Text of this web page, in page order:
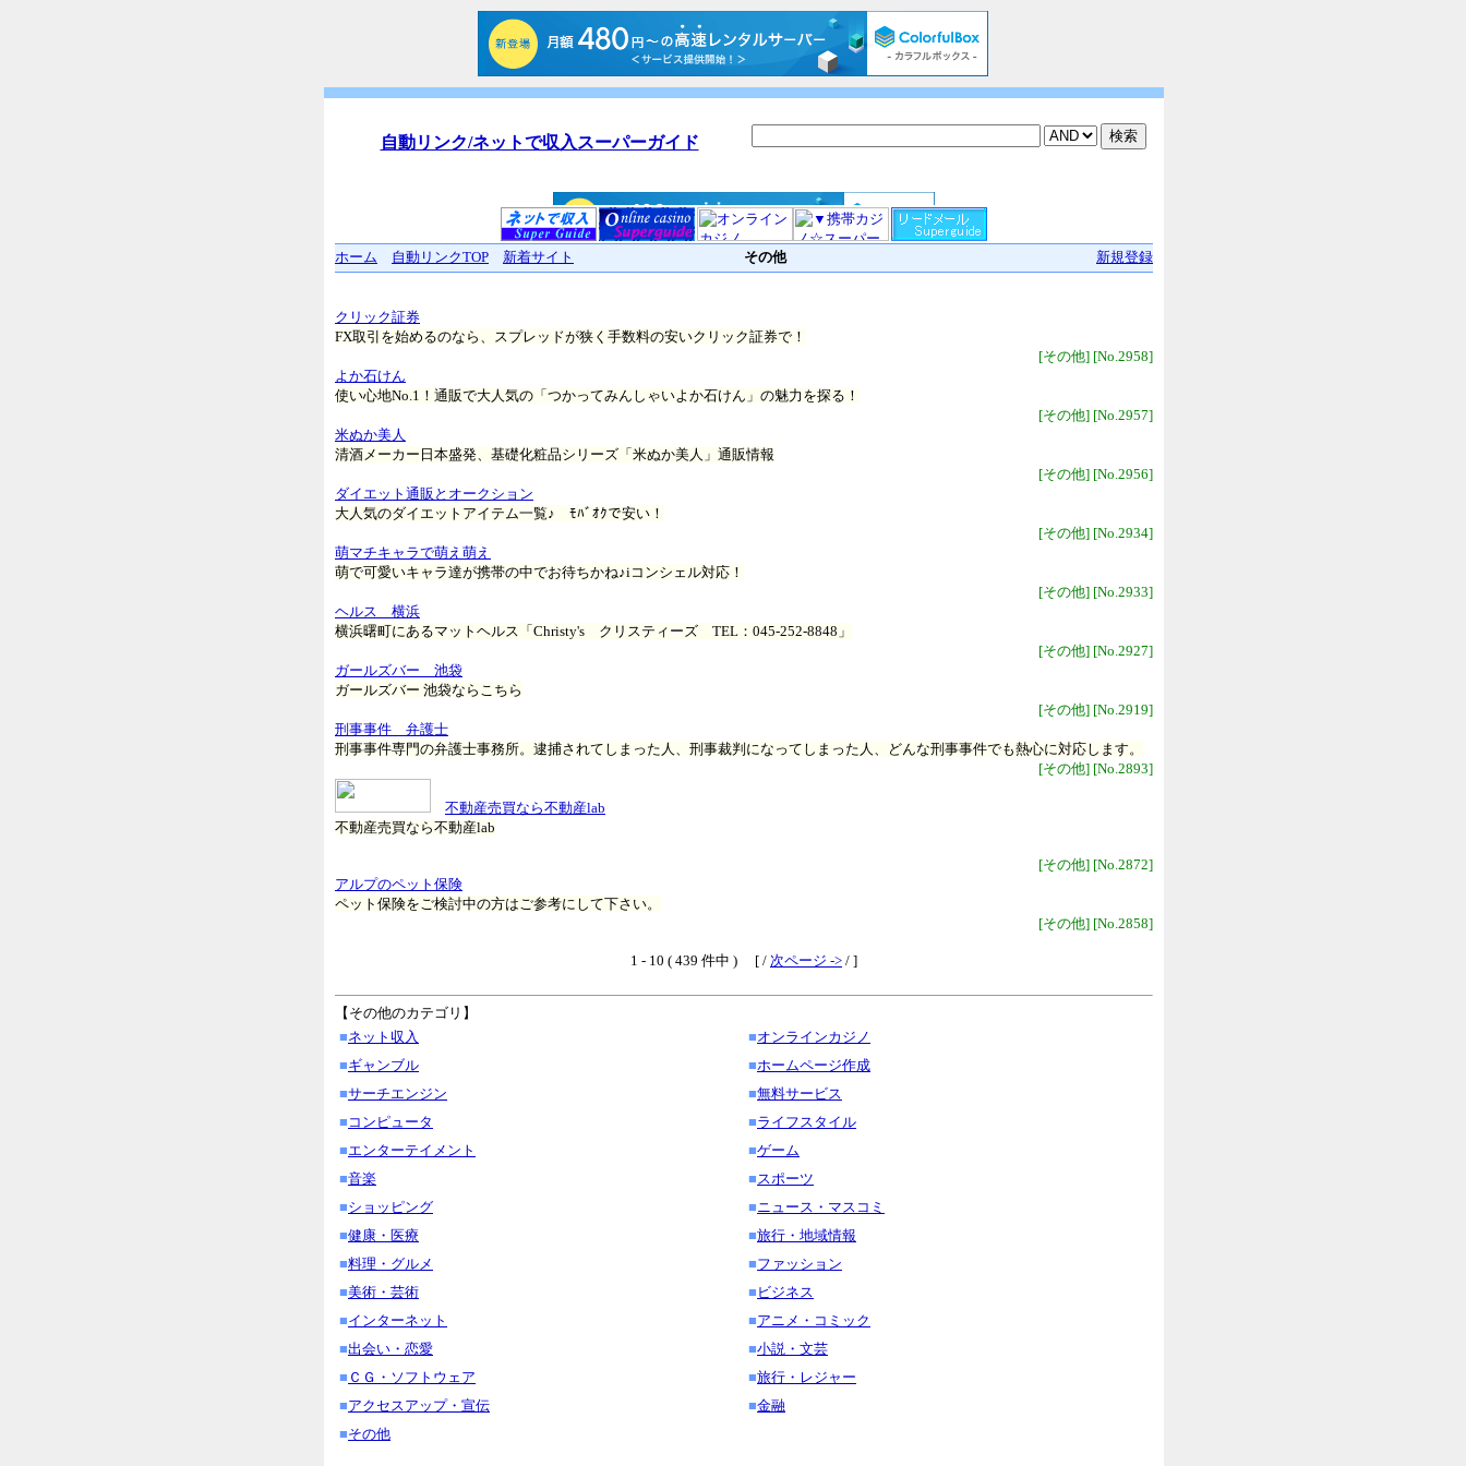
自動リンク/ネットで収入スーパーガイド
ホーム 自動リンクTOP 新着サイト その他 新規登録
クリック証券
FX取引を始めるのなら、スプレッドが狭く手数料の安いクリック証券で！
[その他] [No.2958]
よか石けん
使い心地No.1！通販で大人気の「つかってみんしゃいよか石けん」の魅力を探る！
[その他] [No.2957]
米ぬか美人
清酒メーカー日本盛発、基礎化粧品シリーズ「米ぬか美人」通販情報
[その他] [No.2956]
ダイエット通販とオークション
大人気のダイエットアイテム一覧♪ ﾓﾊﾞｵｸで安い！
[その他] [No.2934]
萌マチキャラで萌え萌え
萌で可愛いキャラ達が携帯の中でお待ちかね♪iコンシェル対応！
[その他] [No.2933]
ヘルス 横浜
横浜曙町にあるマットヘルス「Christy's クリスティーズ TEL：045-252-8848」
[その他] [No.2927]
ガールズバー 池袋
ガールズバー 池袋ならこちら
[その他] [No.2919]
刑事事件 弁護士
刑事事件専門の弁護士事務所。逮捕されてしまった人、刑事裁判になってしまった人、どんな刑事事件でも熱心に対応します。
[その他] [No.2893]
不動産売買なら不動産lab
不動産売買なら不動産lab
[その他] [No.2872]
アルプのペット保険
ペット保険をご検討中の方はご参考にして下さい。
[その他] [No.2858]
1 - 10 ( 439 件中 ) [ / 次ページ -> / ]
【その他のカテゴリ】
■ネット収入 ■オンラインカジノ
■ギャンブル ■ホームページ作成
■サーチエンジン ■無料サービス
■ コンピュータ ■ライフスタイル
■エンターテイメント ■ゲーム
■音楽 ■スポーツ
■ショッピング ■ニュース・マスコミ
■健康・医療 ■旅行・地域情報
■料理・グルメ ■ファッション
■美術・芸術 ■ ビジネス
■インターネット ■アニメ・コミック
■出会い・恋愛 ■小説・文芸
■ ＣＧ・ソフトウェア ■旅行・レジャー
■アクセスアップ・宣伝 ■金融
■その他